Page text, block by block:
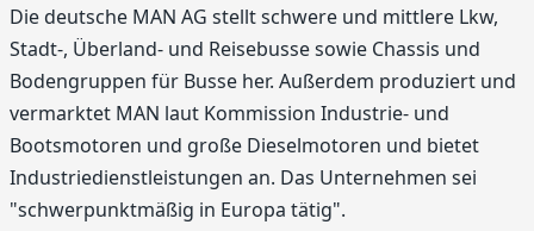
Die deutsche MAN AG stellt schwere und mittlere Lkw,
Stadt-, Überland- und Reisebusse sowie Chassis und
Bodengruppen für Busse her. Außerdem produziert und
vermarktet MAN laut Kommission Industrie- und
Bootsmotoren und große Dieselmotoren und bietet
Industriedienstleistungen an. Das Unternehmen sei
"schwerpunktmäßig in Europa tätig".